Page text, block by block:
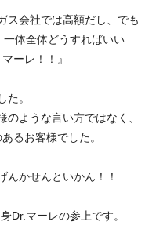
ス会社では高額だし、でも
体全体どうすればいい
ーレ！！』
た。
ような言い方ではなく、
るお客様でした。
んかせんといかん！！
Dr.マーレの参上です。